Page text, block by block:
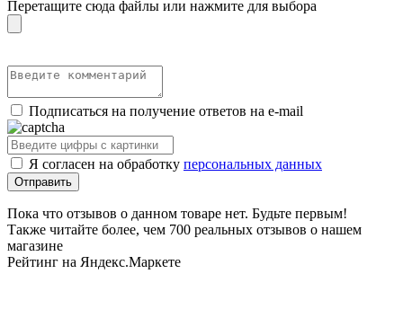
Перетащите сюда файлы или нажмите для выбора
Подписаться на получение ответов на e-mail
Я согласен на обработку персональных данных
Пока что отзывов о данном товаре нет. Будьте первым!
Также читайте более, чем 700 реальных отзывов о нашем
магазине
Рейтинг на Яндекс.Маркете